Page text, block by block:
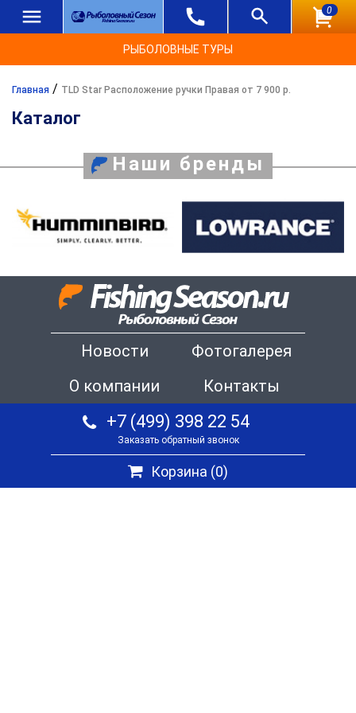
0
РЫБОЛОВНЫЕ ТУРЫ
Главная / TLD Star Расположение ручки Правая от 7 900 р.
Каталог
Наши бренды
Новости
Фотогалерея
О компании
Контакты
+7 (499) 398 22 54
Заказать обратный звонок
Корзина (0)